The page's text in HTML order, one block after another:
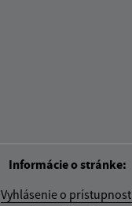
Informácie o stránke:
Vyhlásenie o